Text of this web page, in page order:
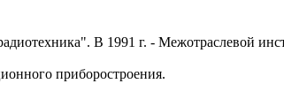
В 1991 г. - Межотраслевой
приборостроения.